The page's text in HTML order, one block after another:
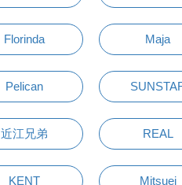
Florinda Maja
Pelican
近江兄弟 REAL
KENT Mitsuei